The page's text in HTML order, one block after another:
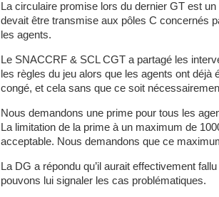
La circulaire promise lors du dernier GT est
devait être transmise aux pôles C concernés
les agents.
Le SNACCRF & SCL CGT a partagé les
les règles du jeu alors que les agents ont déjà
congé, et cela sans que ce soit
Nous demandons une prime pour tous les
La limitation de la prime à un maximum de
acceptable. Nous demandons que ce
La DG a répondu qu’il aurait effectivement
pouvons lui signaler les cas problématiques.